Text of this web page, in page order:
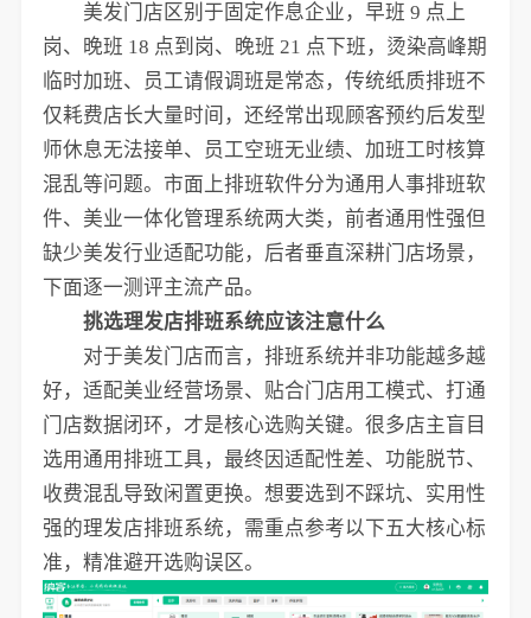
美发门店区别于固定作息企业，早班 9 点上
岗、晚班 18 点到岗、晚班 21 点下班，烫染高峰期
临时加班、员工请假调班是常态，传统纸质排班不
仅耗费店长大量时间，还经常出现顾客预约后发型
师休息无法接单、员工空班无业绩、加班工时核算
混乱等问题。市面上排班软件分为通用人事排班软
件、美业一体化管理系统两大类，前者通用性强但
缺少美发行业适配功能，后者垂直深耕门店场景，
下面逐一测评主流产品。
挑选理发店排班系统应该注意什么
对于美发门店而言，排班系统并非功能越多越
好，适配美业经营场景、贴合门店用工模式、打通
门店数据闭环，才是核心选购关键。很多店主盲目
选用通用排班工具，最终因适配性差、功能脱节、
收费混乱导致闲置更换。想要选到不踩坑、实用性
强的理发店排班系统，需重点参考以下五大核心标
准，精准避开选购误区。